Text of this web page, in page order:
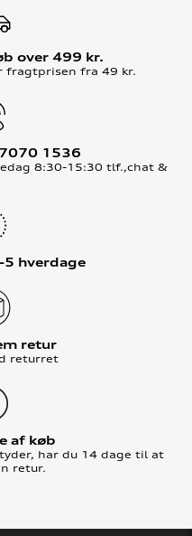
over 499 kr.
fragtprisen fra 49 kr.
1536
8:30-15:30 tlf.,chat &
hverdage
retur
returret
af køb
har du 14 dage til at
retur.